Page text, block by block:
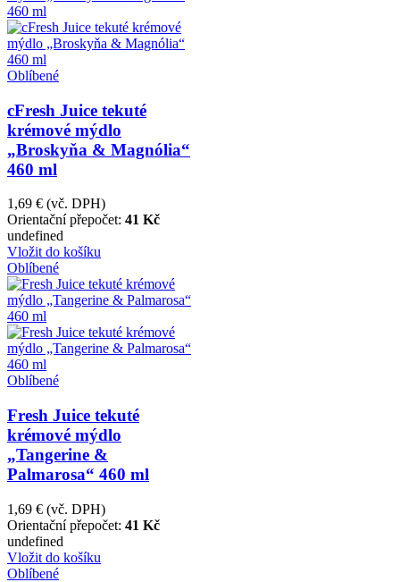
Oblíbené
cFresh Juice tekuté
krémové mýdlo
„Broskyňa & Magnólia“
460 ml
1,69 € (vč. DPH)
Orientační přepočet: 41 Kč
undefined
Vložit do košíku
Oblíbené
Oblíbené
Fresh Juice tekuté
krémové mýdlo
„Tangerine &
Palmarosa“ 460 ml
1,69 € (vč. DPH)
Orientační přepočet: 41 Kč
undefined
Vložit do košíku
Oblíbené